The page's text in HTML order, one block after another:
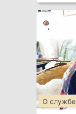
О службе